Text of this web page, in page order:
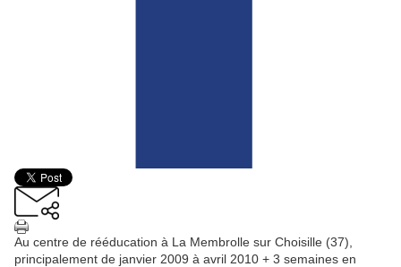
Au centre de rééducation à La Membrolle sur Choisille (37),
principalement de janvier 2009 à avril 2010 + 3 semaines en